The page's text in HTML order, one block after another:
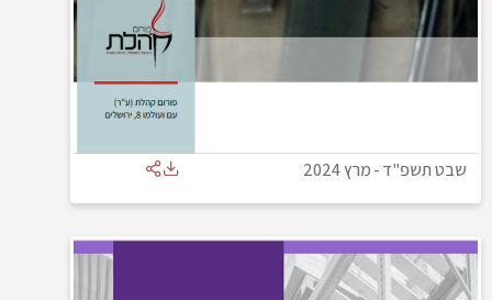
שבט תשפ"ד-מרץ 2024